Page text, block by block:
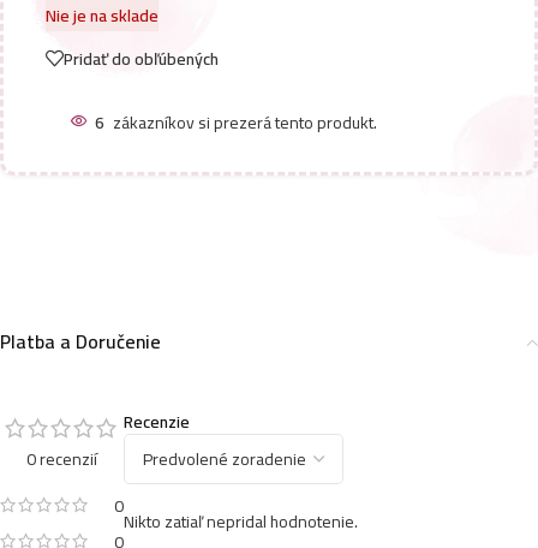
Nie je na sklade
Pridať do obľúbených
6 zákazníkov si prezerá tento produkt.
Platba a Doručenie
0 recenzií
0
Recenzie
Nikto zatiaľ nepridal hodnotenie.